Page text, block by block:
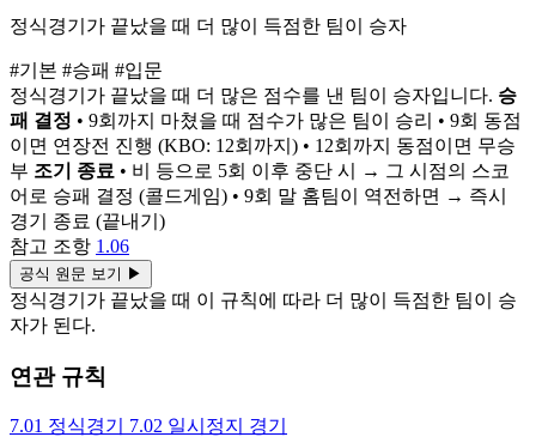
정식경기가 끝났을 때 더 많이 득점한 팀이 승자
#기본 #승패 #입문
정식경기가 끝났을 때 더 많은 점수를 낸 팀이 승자입니다. 승
패 결정 • 9회까지 마쳤을 때 점수가 많은 팀이 승리 • 9회 동점
이면 연장전 진행 (KBO: 12회까지) • 12회까지 동점이면 무승
부 조기 종료 • 비 등으로 5회 이후 중단 시 → 그 시점의 스코
어로 승패 결정 (콜드게임) • 9회 말 홈팀이 역전하면 → 즉시
경기 종료 (끝내기)
참고 조항 1.06
공식 원문 보기 ▶
정식경기가 끝났을 때 이 규칙에 따라 더 많이 득점한 팀이 승
자가 된다.
연관 규칙
7.01 정식경기 7.02 일시정지 경기